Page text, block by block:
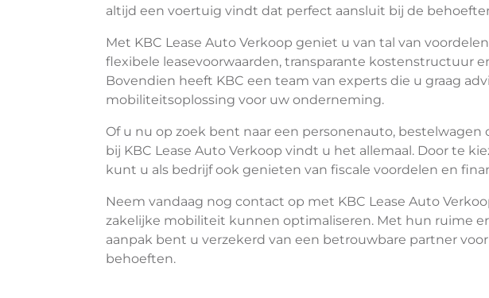
altijd een voertuig vindt dat perfect aansluit bij de
Met KBC Lease Auto Verkoop geniet u van tal van
flexibele leasevoorwaarden, transparante kostenstructuur
Bovendien heeft KBC een team van experts die u graag
mobiliteitsoplossing voor uw onderneming.
Of u nu op zoek bent naar een personenauto, bestelwagen
bij KBC Lease Auto Verkoop vindt u het allemaal. Door te
kunt u als bedrijf ook genieten van fiscale voordelen en
Neem vandaag nog contact op met KBC Lease Auto
zakelijke mobiliteit kunnen optimaliseren. Met hun ruime
aanpak bent u verzekerd van een betrouwbare partner
behoeften.